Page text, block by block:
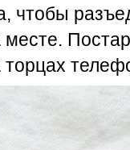
чтобы
месте.
торцах